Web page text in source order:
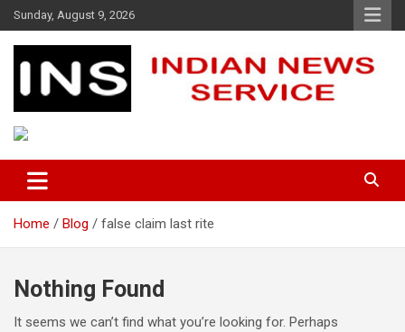
Skip
to
content
Sunday, August 9, 2026
Indian News Service
Home Blog false claim last rite
Nothing Found
It seems we can’t find what you’re looking for. Perhaps